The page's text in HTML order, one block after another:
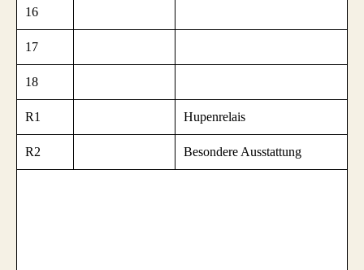
16
17
18
R1 Hupenrelais
R2 Besondere Ausstattung